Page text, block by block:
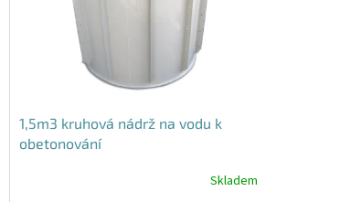
1,5m3 kruhová nádrž na vodu k
obetonování
Skladem